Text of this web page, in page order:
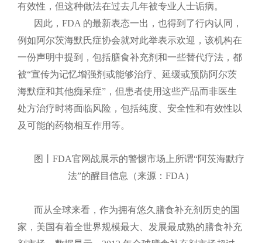
有效性，但这种做法在过去几年被专业人士诟病。
因此，FDA 的最新表态一出，也得到了行内认同，
例如阿尔茨海默氏症协会就对此举表示欢迎，该机构在
一份声明中提到，包括膳食补充剂和一些替代疗法，都
被“宣传为记忆增强剂或能够治疗、延缓或预防阿尔茨
海默症和其他痴呆症”，但患者使用这些产品而非医生
处方治疗时将面临风险，包括纯度、安全性和有效性以
及可能的药物相互作用等。
图丨FDA官网战展示的警惕市场上所谓“阿茨海默疗
法”的醒目信息（来源：FDA）​
而从全球来看，作为拥有悠久膳食补充剂历史的国
家，美国有着全世界规模最大、发展最成熟的膳食补充